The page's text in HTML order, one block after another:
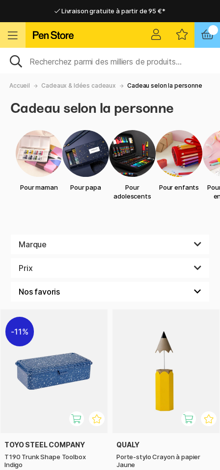
Livraison gratuite à partir de 95 €*
Livraison domicile ou point relais
Livraison gratuite à partir de 95 €*
Livraison domicile ou point relais
Accueil Cadeaux & Idées cadeaux Cadeau selon la personne
Cadeau selon la personne
Pour maman Pour papa
Pour
adolescents
Pour enfants
Marque
Prix
11%
TOYO STEEL COMPANY
T190 Trunk Shape Toolbox
Indigo
QUALY
Porte-stylo Crayon à papier
Jaune